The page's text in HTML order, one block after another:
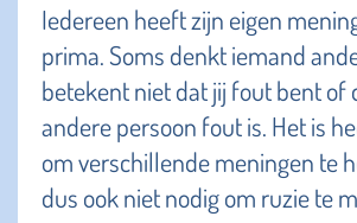
Iedereen heeft zijn eigen
prima. Soms denkt iemand
betekent niet dat jij fout bent of
andere persoon fout is. Het is
om verschillende meningen te
dus ook niet nodig om ruzie te